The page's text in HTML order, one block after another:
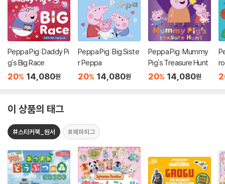
Peppa Pig: Daddy Pi
g's Big Race
20% 14,080원
Peppa Pig: Big Siste
r Peppa
20% 14,080원
Peppa Pig: Mummy
Pig's Treasure Hunt
20% 14,080원
이 상품의 태그
#스티커북_원서 #페파피그